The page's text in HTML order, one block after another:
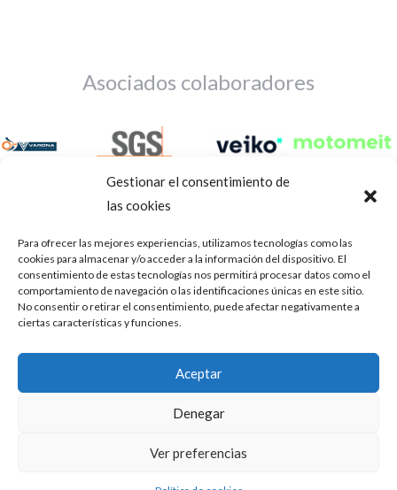
Gestionar el consentimiento de
las cookies
Para ofrecer las mejores experiencias, utilizamos tecnologías como las
cookies para almacenar y/o acceder a la información del dispositivo. El
consentimiento de estas tecnologías nos permitirá procesar datos como el
comportamiento de navegación o las identificaciones únicas en este sitio.
No consentir o retirar el consentimiento, puede afectar negativamente a
ciertas características y funciones.
Aceptar
Denegar
Ver preferencias
Asociados colaboradores
Aviso Legal Política de privacidad Portal de transparencia
ASOCIACIÓN DE TALLERES DE REPARACIÓN DE
AUTOMÓVILES • CIF: G14023832
Mediación, Arbitraje y Conciliación, de la Consejería de Empleo
Puedes aprender más sobre qué cookies utilizamos o